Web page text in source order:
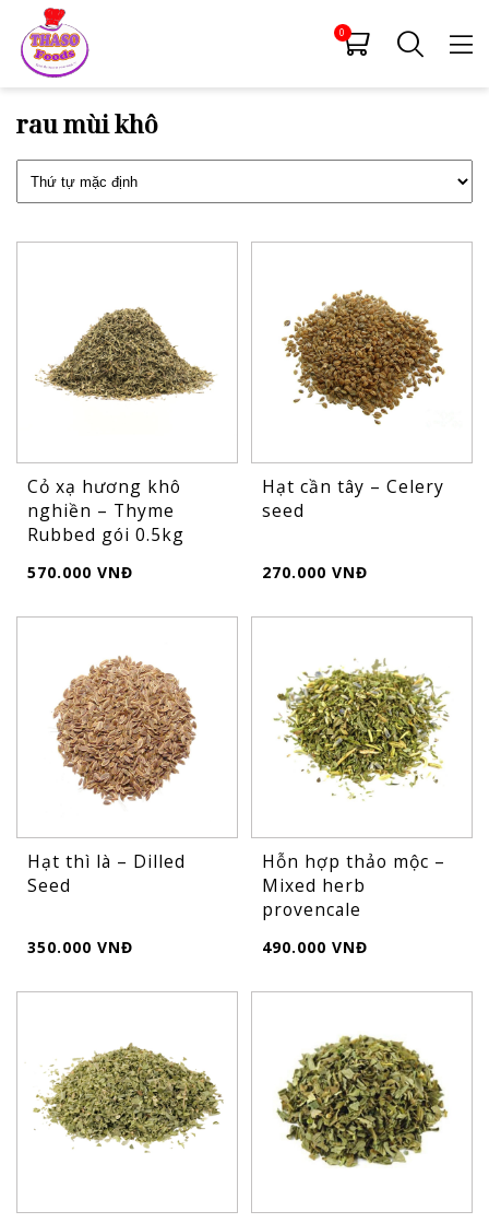
0
rau mùi khô
Cỏ xạ hương khô
nghiền – Thyme
Rubbed gói 0.5kg
570.000 VNĐ
Hạt cần tây – Celery
seed
270.000 VNĐ
Hạt thì là – Dilled
Seed
350.000 VNĐ
Hỗn hợp thảo mộc –
Mixed herb
provencale
490.000 VNĐ